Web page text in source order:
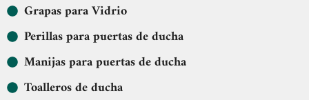
Grapas para Vidrio
Perillas para puertas de ducha
Manijas para puertas de ducha
Toalleros de ducha